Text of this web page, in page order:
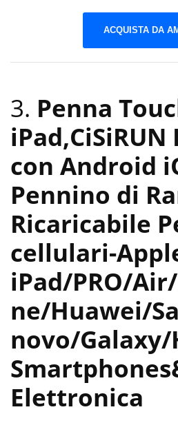
ACQUISTA DA
3. Penna
iPad,CiSiRUN
con Android
Pennino di
Ricaricabile
cellulari-
iPad/PRO/
ne/Huawei/
novo/Galaxy/
Elettronica